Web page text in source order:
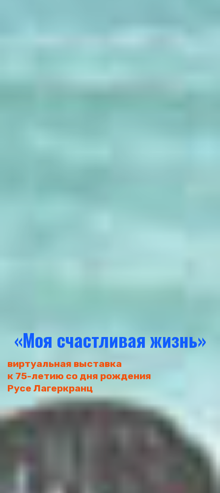
«Моя счастливая жизнь»
виртуальная выставка
к 75-летию со дня рождения
Русе Лагеркранц